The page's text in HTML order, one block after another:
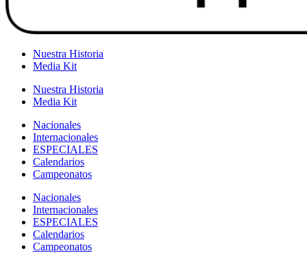
Nuestra Historia
Media Kit
Nuestra Historia
Media Kit
Nacionales
Internacionales
ESPECIALES
Calendarios
Campeonatos
Nacionales
Internacionales
ESPECIALES
Calendarios
Campeonatos